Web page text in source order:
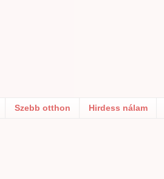
Szebb otthon Hirdess nálam